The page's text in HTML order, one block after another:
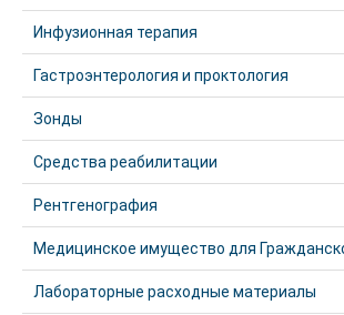
Инфузионная терапия
Гастроэнтерология и проктология
Зонды
Средства реабилитации
Рентгенография
Медицинское имущество для
Лабораторные расходные материалы